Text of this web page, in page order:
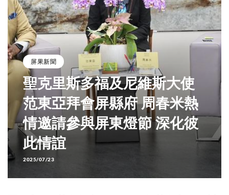
屏果新聞
聖克里斯多福及尼維斯大使
范東亞拜會屏縣府 周春米熱
情邀請參與屏東燈節 深化彼
此情誼
2025/07/23